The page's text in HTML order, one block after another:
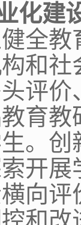
化建
全
和
评
育
。
开
向